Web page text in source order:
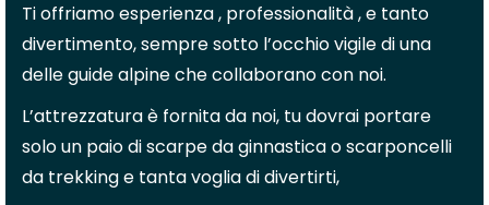
Ti offriamo esperienza , professionalità , e tanto
divertimento, sempre sotto l’occhio vigile di una
delle guide alpine che collaborano con noi.
L’attrezzatura è fornita da noi, tu dovrai portare
solo un paio di scarpe da ginnastica o scarponcelli
da trekking e tanta voglia di divertirti,